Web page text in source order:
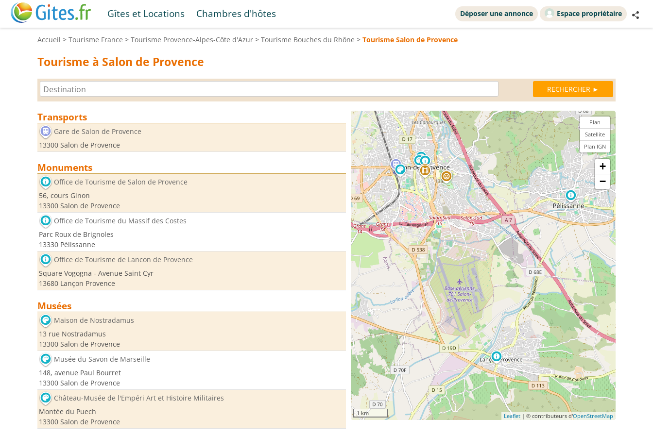
Gîtes et Locations Chambres d'hôtes Déposer une annonce Espace propriétaire
Accueil > Tourisme France > Tourisme Provence-Alpes-Côte d'Azur > Tourisme Bouches du Rhône > Tourisme Salon de Provence
Tourisme à Salon de Provence
Transports
Gare de Salon de Provence
13300 Salon de Provence
Monuments
Office de Tourisme de Salon de Provence
56, cours Ginon
13300 Salon de Provence
Office de Tourisme du Massif des Costes
Parc Roux de Brignoles
13330 Pélissanne
Office de Tourisme de Lancon de Provence
Square Vogogna - Avenue Saint Cyr
13680 Lançon Provence
Musées
Maison de Nostradamus
13 rue Nostradamus
13300 Salon de Provence
Musée du Savon de Marseille
148, avenue Paul Bourret
13300 Salon de Provence
Château-Musée de l'Empéri Art et Histoire Militaires
Montée du Puech
13300 Salon de Provence
Plan
Satellite
Plan IGN
+
−
1 km Leaflet | © contributeurs d'OpenStreetMap